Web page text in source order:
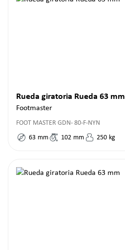
Rueda giratoria Rueda 63 mm
Footmaster
FOOT MASTER GDN- 80-F-NYN
63 mm 102 mm 250 kg